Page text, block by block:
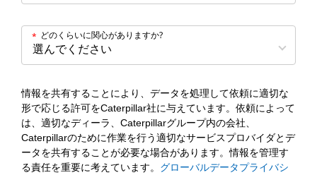
どのくらいに関心がありますか?
*
情報を共有することにより、データを処理して依頼に適切な
形で応じる許可をCaterpillar社に与えています。依頼によって
は、適切なディーラ、Caterpillarグループ内の会社、
Caterpillarのために作業を行う適切なサービスプロバイダとデ
ータを共有することが必要な場合があります。情報を管理す
る責任を重要に考えています。 グローバルデータプライバシ